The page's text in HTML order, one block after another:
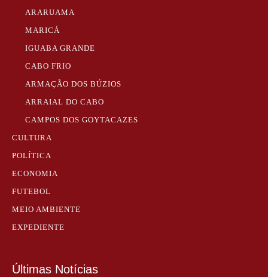
ARARUAMA
MARICÁ
IGUABA GRANDE
CABO FRIO
ARMAÇÃO DOS BÚZIOS
ARRAIAL DO CABO
CAMPOS DOS GOYTACAZES
CULTURA
POLÍTICA
ECONOMIA
FUTEBOL
MEIO AMBIENTE
EXPEDIENTE
Últimas Notícias